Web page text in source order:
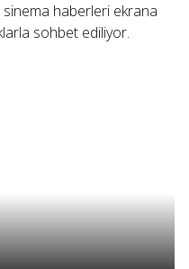
haberleri ekrana
sohbet ediliyor.